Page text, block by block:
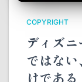
COPYRIGHT
ディズ
ではな
けである